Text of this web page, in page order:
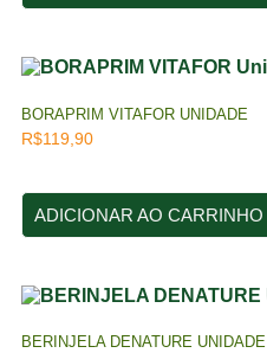
BORAPRIM VITAFOR UNIDADE
R$119,90
ADICIONAR AO CARRINHO
BERINJELA DENATURE UNIDADE